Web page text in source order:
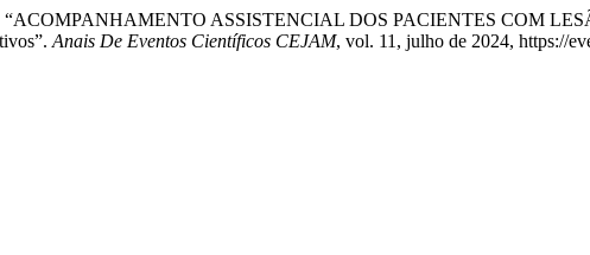
“ACOMPANHAMENTO ASSISTENCIAL DOS PACIENTES COM
Anais De Eventos Científicos CEJAM, vol. 11, julho de 2024, https://